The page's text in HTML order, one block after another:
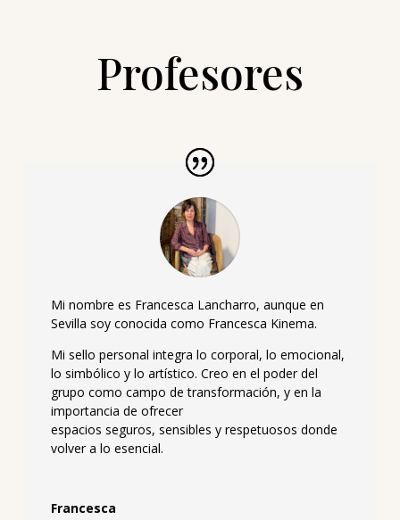
Profesores
Mi nombre es Francesca Lancharro, aunque en
Sevilla soy conocida como Francesca Kinema.
Mi sello personal integra lo corporal, lo emocional,
lo simbólico y lo artístico. Creo en el poder del
grupo como campo de transformación, y en la
importancia de ofrecer
espacios seguros, sensibles y respetuosos donde
volver a lo esencial.
Francesca